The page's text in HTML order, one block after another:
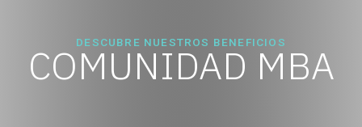
DESCUBRE NUESTROS BENEFICIOS
COMUNIDAD MBA